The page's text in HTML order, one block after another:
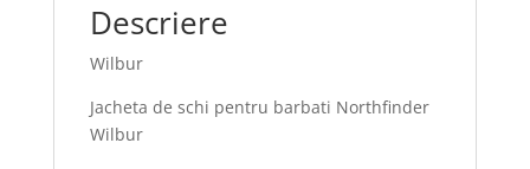
Descriere
Wilbur
Jacheta de schi pentru barbati Northfinder
Wilbur